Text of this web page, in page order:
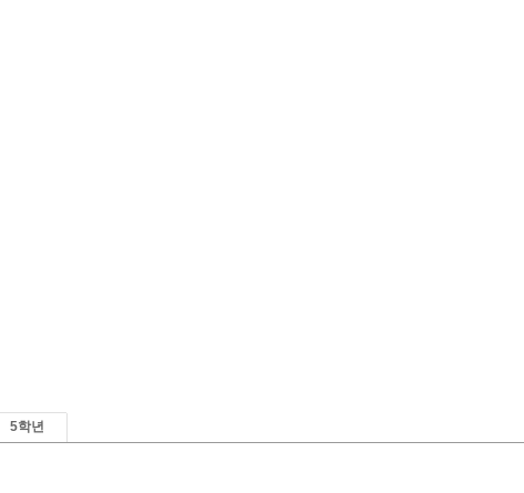
5학년